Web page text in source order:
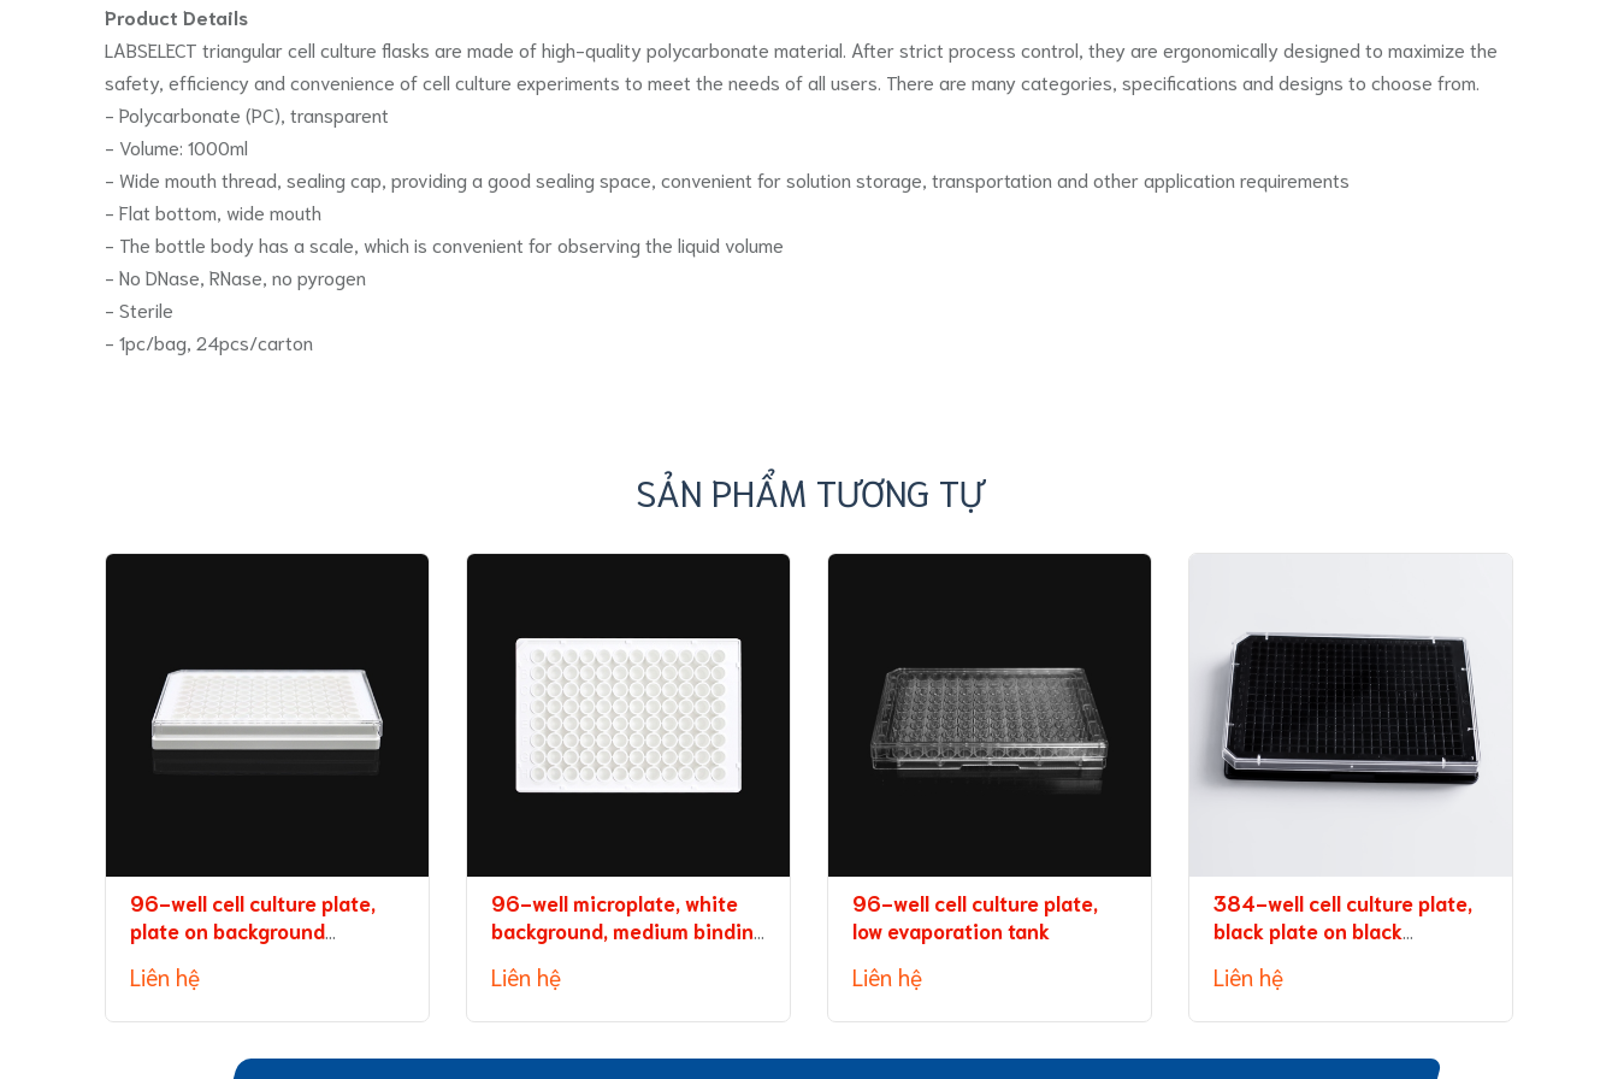
Product Details
LABSELECT triangular cell culture flasks are made of high-quality polycarbonate material. After strict process control, they are ergonomically designed to maximize the
safety, efficiency and convenience of cell culture experiments to meet the needs of all users. There are many categories, specifications and designs to choose from.
- Polycarbonate (PC), transparent
- Volume: 1000ml
- Wide mouth thread, sealing cap, providing a good sealing space, convenient for solution storage, transportation and other application requirements
- Flat bottom, wide mouth
- The bottle body has a scale, which is convenient for observing the liquid volume
- No DNase, RNase, no pyrogen
- Sterile
- 1pc/bag, 24pcs/carton
SẢN PHẨM TƯƠNG TỰ
96-well cell culture plate,
plate on background
Liên hệ
96-well microplate, white
background, medium binding
Liên hệ
96-well cell culture plate,
low evaporation tank
Liên hệ
384-well cell culture plate,
black plate on black
Liên hệ